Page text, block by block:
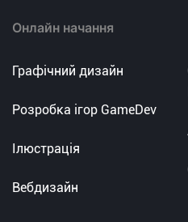
Онлайн начання
Графічний дизайн
Розробка ігор GameDev
Ілюстрація
Вебдизайн